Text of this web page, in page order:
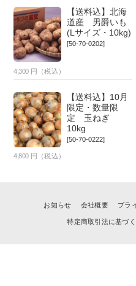
【送料込】北海
道産 男爵いも
(Lサイズ・10kg)
[50-70-0202]
4,300 円（税込）
【送料込】10月
限定・数量限
定 玉ねぎ
10kg
[50-70-0222]
4,800 円（税込）
お知らせ 会社概要 プラ
特定商取引法に基づ